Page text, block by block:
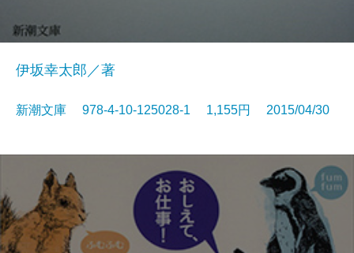
伊坂幸太郎／著
新潮文庫 978-4-10-125028-1 1,155円 2015/04/30